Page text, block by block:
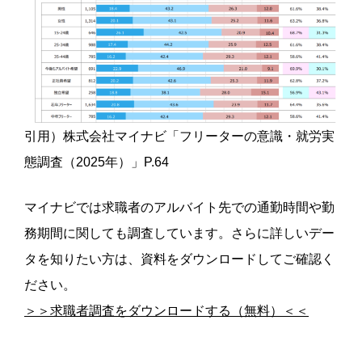
引用）株式会社マイナビ「フリーターの意識・就労実
態調査（2025年）」P.64
マイナビでは求職者のアルバイト先での通勤時間や勤
務期間に関しても調査しています。さらに詳しいデー
タを知りたい方は、資料をダウンロードしてご確認く
ださい。
＞＞求職者調査をダウンロードする（無料）＜＜